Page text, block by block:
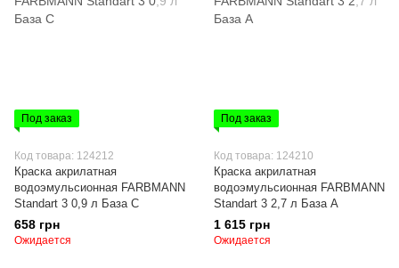
Под заказ
Код товара: 124212
Краска акрилатная
водоэмульсионная FARBMANN
Standart 3 0,9 л База С
658 грн
Ожидается
Под заказ
Код товара: 124210
Краска акрилатная
водоэмульсионная FARBMANN
Standart 3 2,7 л База А
1 615 грн
Ожидается